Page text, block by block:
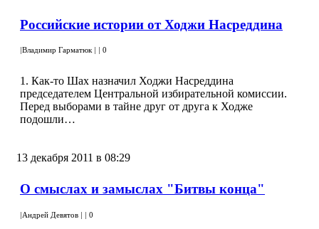
Российские истории от Ходжи Насреддина
Владимир Гарматюк 0
1. Как-то Шах назначил Ходжи Насреддина
председателем Центральной избирательной комиссии.
Перед выборами в тайне друг от друга к Ходже
подошли…
13 декабря 2011 в 08:29
О смыслах и замыслах "Битвы конца"
|Андрей Девятов | | 0